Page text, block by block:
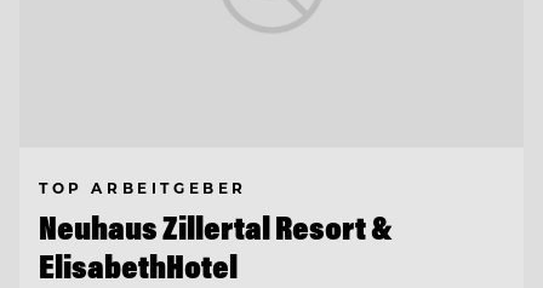
TOP ARBEITGEBER
Neuhaus Zillertal Resort &
ElisabethHotel